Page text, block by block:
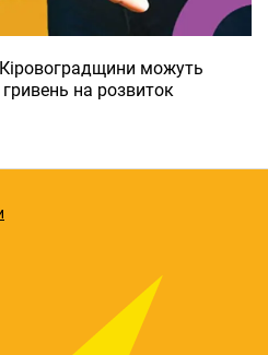
Кіровоградщини можуть
на розвиток